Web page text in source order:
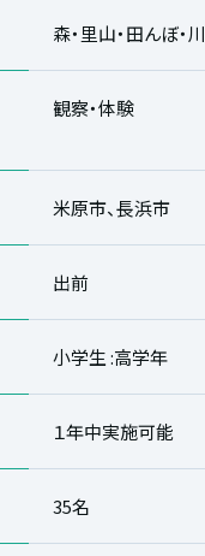
森・里山・田んぼ・川
観察・体験
米原市、長浜市
出前
小学生 :高学年
１年中実施可能
35名